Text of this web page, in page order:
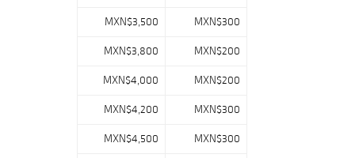
MXN$3,500 MXN$300
MXN$3,800 MXN$200
MXN$4,000 MXN$200
MXN$4,200 MXN$300
MXN$4,500 MXN$300